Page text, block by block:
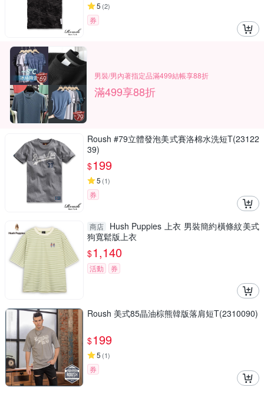
5 (2)
券
男裝/男內著指定品滿499結帳享88折
滿499享88折
Roush #79立體發泡美式賽洛棉水洗短T(23122
39)
$199
5 (1)
券
商店
Hush Puppies 上衣 男裝簡約橫條紋美式
狗寬鬆版上衣
$1,140
活動 券
Roush 美式85晶油棕熊韓版落肩短T(2310090)
$199
5 (1)
券